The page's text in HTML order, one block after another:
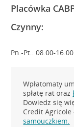
Placówka
Czynny:
Pn.-Pt.: 08:00-16:00
Wpłatomaty
spłatę rat oraz
Dowiedz się
Credit
samouczkiem.